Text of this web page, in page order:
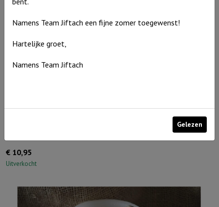
€ 10,95
Uitverkocht
Namens Team Jiftach een fijne zomer toegewenst!
Hartelijke groet,
Namens Team Jiftach
Gelezen